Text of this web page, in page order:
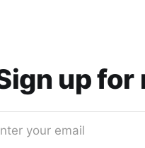
up for
your email